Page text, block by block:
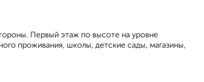
Первый этаж по высоте на уровне
проживания, школы, детские сады, магазины,